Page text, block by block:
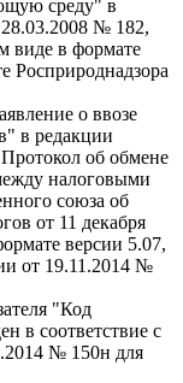
среду" в
28.03.2008 № 182,
виде в формате
Росприроднадзора
о ввозе
в редакции
об обмене
налоговыми
союза об
от 11 декабря
версии 5.07,
от 19.11.2014 №
"Код
в соответствие с
№ 150н для